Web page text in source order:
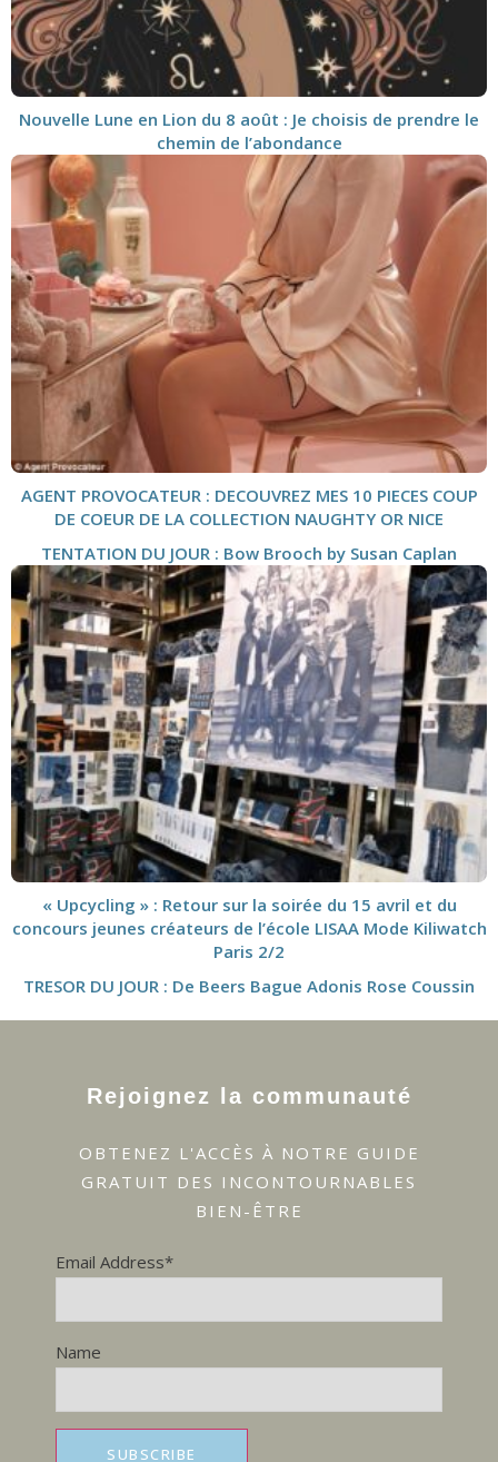
Nouvelle Lune en Lion du 8 août : Je choisis de prendre le
chemin de l’abondance
AGENT PROVOCATEUR : DECOUVREZ MES 10 PIECES COUP
DE COEUR DE LA COLLECTION NAUGHTY OR NICE
TENTATION DU JOUR : Bow Brooch by Susan Caplan
« Upcycling » : Retour sur la soirée du 15 avril et du
concours jeunes créateurs de l’école LISAA Mode Kiliwatch
Paris 2/2
TRESOR DU JOUR : De Beers Bague Adonis Rose Coussin
Rejoignez la communauté
OBTENEZ L'ACCÈS À NOTRE GUIDE
GRATUIT DES INCONTOURNABLES
BIEN-ÊTRE
Email Address*
Name